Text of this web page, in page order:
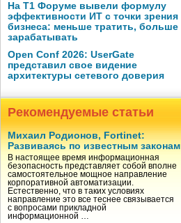
На Т1 Форуме вывели формулу
эффективности ИТ с точки зрения
бизнеса: меньше тратить, больше
зарабатывать
Open Conf 2026: UserGate
представил свое видение
архитектуры сетевого доверия
Рекомендуемые статьи
Михаил Родионов, Fortinet:
Развиваясь по известным законам
В настоящее время информационная
безопасность представляет собой вполне
самостоятельное мощное направление
корпоративной автоматизации.
Естественно, что в таких условиях
направление это все теснее связывается
с вопросами прикладной
информационной …